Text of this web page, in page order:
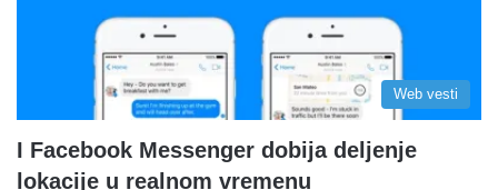
Web vesti
I Facebook Messenger dobija deljenje
lokacije u realnom vremenu